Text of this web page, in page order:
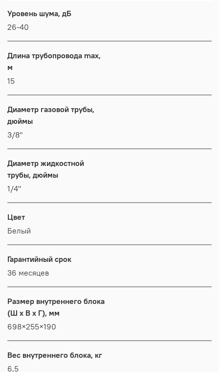
Уровень шума, дБ
26-40
Длина трубопровода max,
м
15
Диаметр газовой трубы,
дюймы
3/8"
Диаметр жидкостной
трубы, дюймы
1/4"
Цвет
Белый
Гарантийный срок
36 месяцев
Размер внутреннего блока
(Ш x В x Г), мм
698×255×190
Вес внутреннего блока, кг
6,5